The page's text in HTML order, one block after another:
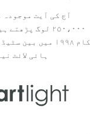
آج کی آیت موجودہ
۲۵۰،۰۰۰ لوگ
ہائی لائٹ